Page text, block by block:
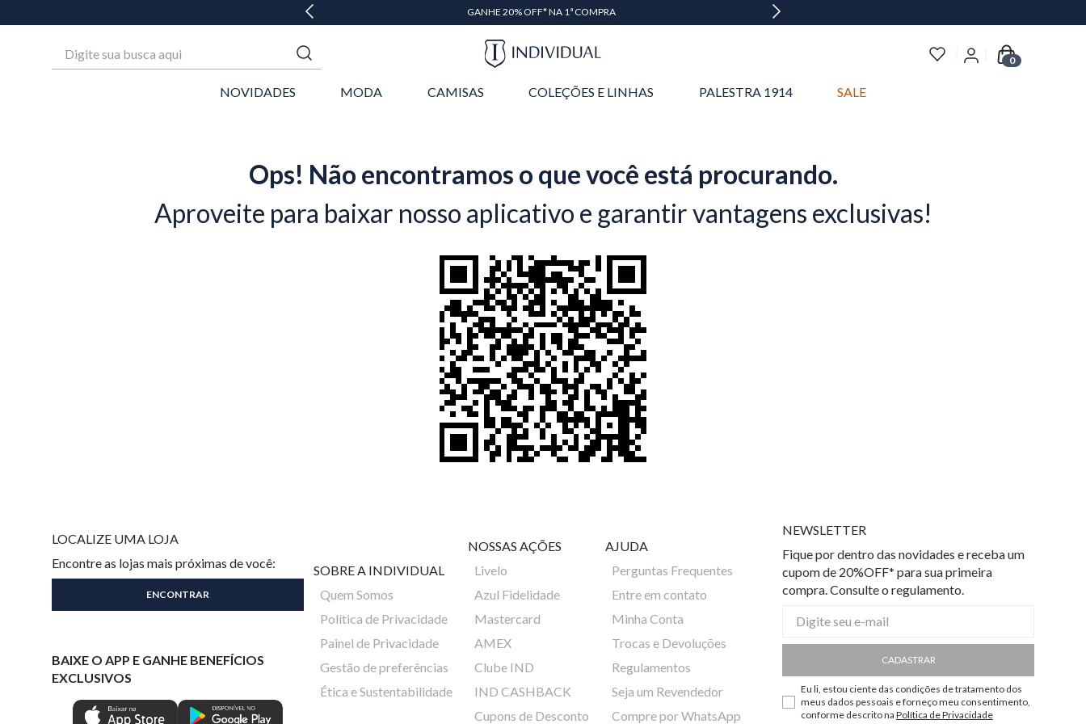
GANHE 20% OFF* NA 1ª COMPRA
0
NOVIDADES MODA CAMISAS COLEÇÕES E LINHAS PALESTRA 1914 SALE
Ops! Não encontramos o que você está procurando.
Aproveite para baixar nosso aplicativo e garantir vantagens exclusivas!
LOCALIZE UMA LOJA
Encontre as lojas mais próximas de você:
BAIXE O APP E GANHE BENEFÍCIOS
EXCLUSIVOS
SOBRE A INDIVIDUAL
Quem Somos
Política de Privacidade
Painel de Privacidade
Gestão de preferências
Ética e Sustentabilidade
NOSSAS AÇÕES
Livelo
Azul Fidelidade
Mastercard
AMEX
Clube IND
IND CASHBACK
Cupons de Desconto
AJUDA
Perguntas Frequentes
Entre em contato
Minha Conta
Trocas e Devoluções
Regulamentos
Seja um Revendedor
Compre por WhatsApp
NEWSLETTER
Fique por dentro das novidades e receba um
cupom de 20%OFF* para sua primeira
compra. Consulte o regulamento.
CADASTRAR
Eu li, estou ciente das condições de tratamento dos
meus dados pessoais e forneço meu consentimento,
conforme descrito na Política de Privacidade